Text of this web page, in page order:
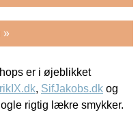
»
er i øjeblikket
, SifJakobs.dk og
rigtig lækre smykker.